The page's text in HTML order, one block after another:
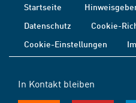
Startseite
Datenschutz
Cookie-
Cookie-Einstellungen
In Kontakt bleiben